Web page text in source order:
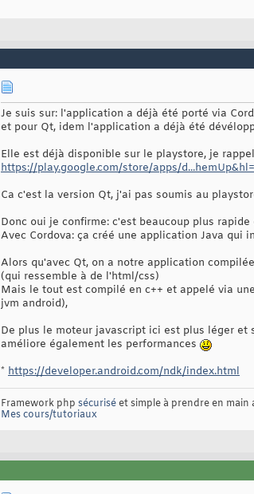
Je suis sur: l'application a déjà été porté via
et pour Qt, idem l'application a déjà été
Elle est déjà disponible sur le playstore, je
https://play.google.com/store/apps/
Ca c'est la version Qt, j'ai pas soumis au
Donc oui je confirme: c'est beaucoup plus rapide
Avec Cordova: ça créé une application Java
Alors qu'avec Qt, on a notre application
(qui ressemble à de l'html/css)
Mais le tout est compilé en c++ et appelé via
jvm android),
De plus le moteur javascript ici est plus léger
améliore également les performances
* https://developer.android.com/ndk/index.html
Framework php sécuriséet simple à prendre en main
Mes cours/tutoriaux